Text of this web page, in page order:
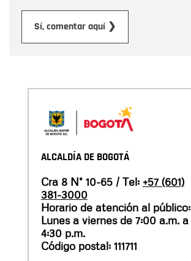
Sí, comentar aquí ❯
ALCALDÍA DE BOGOTÁ
Cra 8 N° 10-65 / Tel: +57 (601)
381-3000
Horario de atención al público:
Lunes a viernes de 7:00 a.m. a
4:30 p.m.
Código postal: 111711